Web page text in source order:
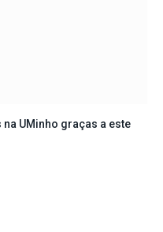
UMinho graças a este